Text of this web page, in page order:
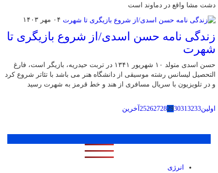
دشت مشا واقع در دماوند است
۰۴ مهر ۱۴۰۳
زندگی نامه حسن اسدی/از شروع بازیگری تا
شهرت
حسن اسدی متولد ۱۰ شهریور ۱۳۴۱ در تربت حیدریه، بازیگر است، فارغ
التحصیل لیسانس رشته موسیقی از دانشگاه هنر می باشد با تئاتر شروع کرد
و در تلویزیون با سریال مسافری از هند و خط قرمز به شهرت رسید
اولین 252627282930313233 آخرین
انرژی